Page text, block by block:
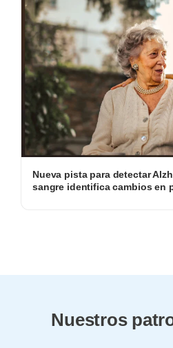
Nueva pista para detectar
sangre identifica cambios en
Nuestros